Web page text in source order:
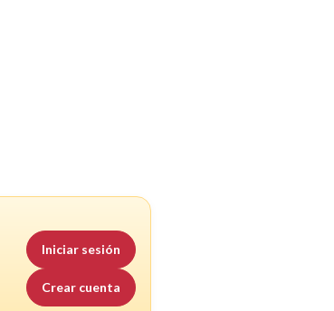
Iniciar sesión
Crear cuenta